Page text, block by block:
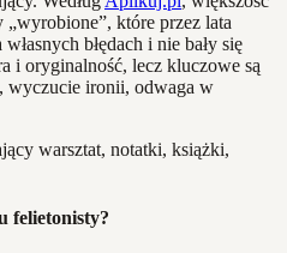
które przez lata
błędach i nie bały się
i oryginalność, lecz kluczowe są
wyczucie ironii, odwaga w
felietonisty?